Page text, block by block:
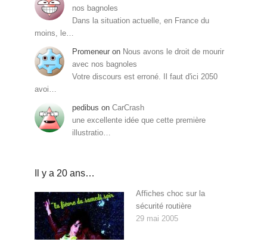
nos bagnoles
Dans la situation actuelle, en France du
moins, le…
Promeneur on Nous avons le droit de mourir
avec nos bagnoles
Votre discours est erroné. Il faut d'ici 2050
avoi…
pedibus on CarCrash
une excellente idée que cette première
illustratio…
Il y a 20 ans…
Affiches choc sur la
sécurité routière
29 mai 2005